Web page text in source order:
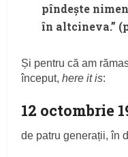
pîndește
în altcineva.”
Și pentru că am
început,here it is:
12 octombrie
de patru generații, în